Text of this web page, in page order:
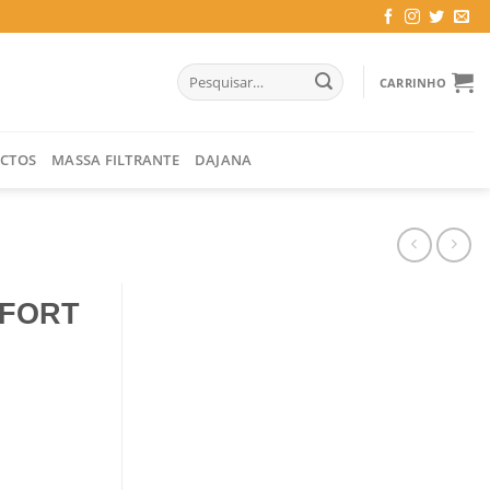
Pesquisar
por:
CARRINHO
MASSA FILTRANTE DAJANA